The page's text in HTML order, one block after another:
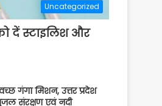
Uncategorized
दें स्टाइलिश और
गंगा मिशन, उत्तर प्रदेश
संरक्षण एवं नदी